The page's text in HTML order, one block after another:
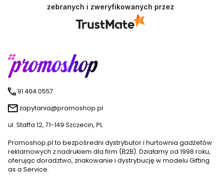
zebranych i zweryfikowanych przez
91 404 0557
zapytania@promoshop.pl
ul. Staffa 12, 71-149 Szczecin, PL
Promoshop.pl to bezpośredni dystrybutor i hurtownia gadżetów
reklamowych z nadrukiem dla firm (B2B). Działamy od 1998 roku,
oferując doradztwo, znakowanie i dystrybucję w modelu Gifting
as a Service.